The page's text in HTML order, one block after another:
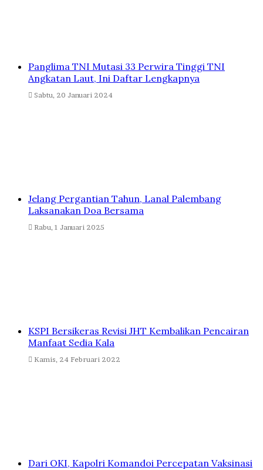
Panglima TNI Mutasi 33 Perwira Tinggi TNI
Angkatan Laut, Ini Daftar Lengkapnya
Sabtu, 20 Januari 2024
Jelang Pergantian Tahun, Lanal Palembang
Laksanakan Doa Bersama
Rabu, 1 Januari 2025
KSPI Bersikeras Revisi JHT Kembalikan Pencairan
Manfaat Sedia Kala
Kamis, 24 Februari 2022
Dari OKI, Kapolri Komandoi Percepatan Vaksinasi